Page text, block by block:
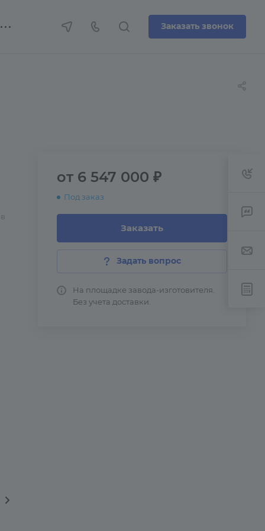
Заказать звонок
от 6 547 000 ₽
Под заказ
Заказать
Задать вопрос
На площадке завода-изготовителя.
Без учета доставки.